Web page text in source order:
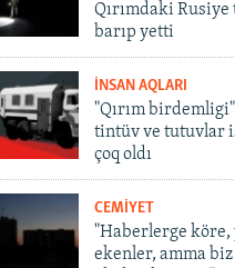
Qırımdaki
barıp yetti
İNSAN AQLARI
"Qırım
tintüv ve tutuvlar
çoq oldı
CEMİYET
"Haberlerge köre,
ekenler, amma